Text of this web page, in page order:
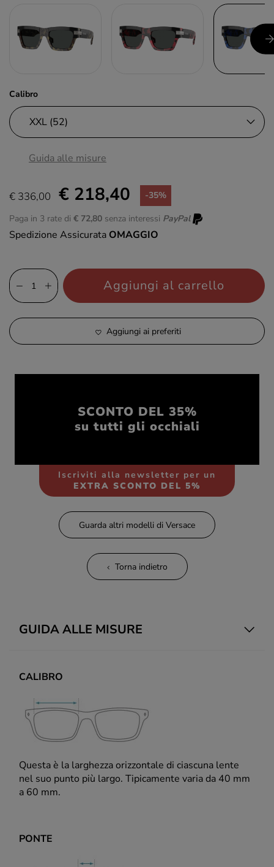
Calibro
Guida alle misure
€ 336,00 € 218,40 -35%
Paga in 3 rate di € 72,80 senza interessi PayPal
Spedizione Assicurata OMAGGIO
Aggiungi al carrello
Aggiungi ai preferiti
SCONTO DEL 35%
su tutti gli occhiali
Iscriviti alla newsletter per un
EXTRA SCONTO DEL 5%
Guarda altri modelli di Versace
Torna indietro
GUIDA ALLE MISURE
CALIBRO
Questa è la larghezza orizzontale di ciascuna lente
nel suo punto più largo. Tipicamente varia da 40 mm
a 60 mm.
PONTE